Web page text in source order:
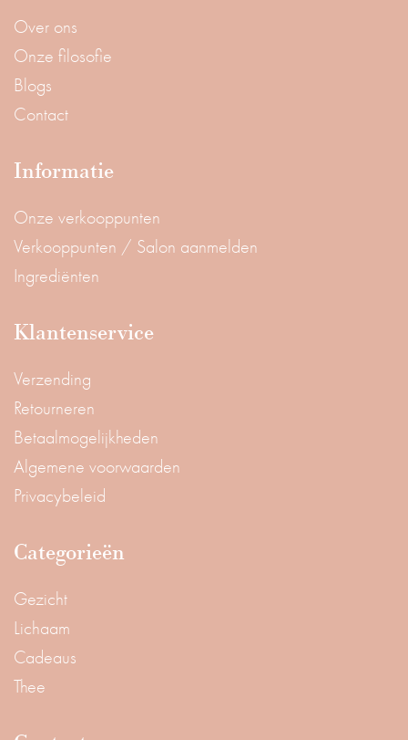
Over ons
Onze filosofie
Blogs
Contact
Informatie
Onze verkooppunten
Verkooppunten / Salon aanmelden
Ingrediënten
Klantenservice
Verzending
Retourneren
Betaalmogelijkheden
Algemene voorwaarden
Privacybeleid
Categorieën
Gezicht
Lichaam
Cadeaus
Thee